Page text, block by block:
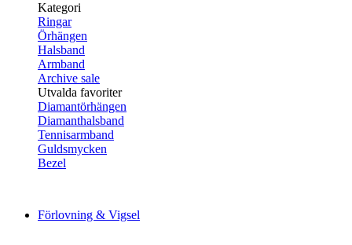
Kategori
Ringar
Örhängen
Halsband
Armband
Archive sale
Utvalda favoriter
Diamantörhängen
Diamanthalsband
Tennisarmband
Guldsmycken
Bezel
Förlovning & Vigsel